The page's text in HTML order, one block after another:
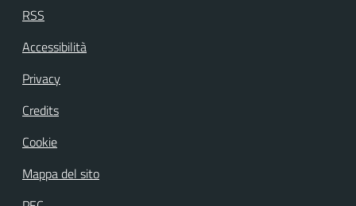
RSS
Accessibilità
Privacy
Credits
Cookie
Mappa del sito